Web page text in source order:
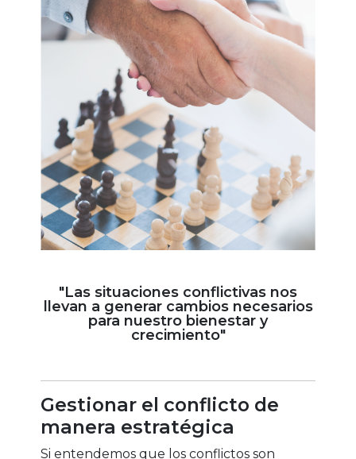
"Las situaciones conflictivas nos
llevan a generar cambios necesarios
para nuestro bienestar y
crecimiento"
Gestionar el conflicto de
manera estratégica
Si entendemos que los conflictos son